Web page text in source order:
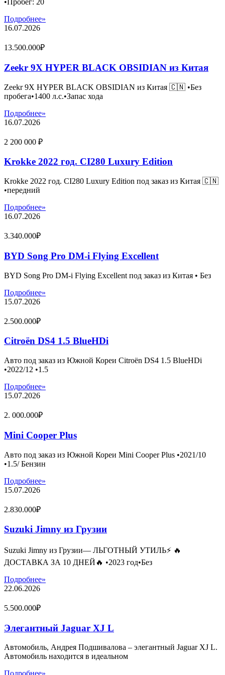
•Пробег: 20
Подробнее»
16.07.2026
13.500.000₽
Zeekr 9X HYPER BLACK OBSIDIAN из Китая
Zeekr 9X HYPER BLACK OBSIDIAN из Китая 🇨🇳 •Без
пробега•1400 л.с.•Запас хода
Подробнее»
16.07.2026
2 200 000 ₽
Krokke 2022 год. CI280 Luxury Edition
Krokke 2022 год. CI280 Luxury Edition под заказ из Китая 🇨🇳
•передний
Подробнее»
16.07.2026
3.340.000₽
BYD Song Pro DM-i Flying Excellent
BYD Song Pro DM-i Flying Excellent под заказ из Китая • Без
Подробнее»
15.07.2026
2.500.000₽
Citroën DS4 1.5 BlueHDi
Авто под заказ из Южной Кореи Citroën DS4 1.5 BlueHDi
•2022/12 •1.5
Подробнее»
15.07.2026
2. 000.000₽
Mini Cooper Plus
Авто под заказ из Южной Кореи Mini Cooper Plus •2021/10
•1.5/ Бензин
Подробнее»
15.07.2026
2.830.000₽
Suzuki Jimny из Грузии
Suzuki Jimny из Грузии— ЛЬГОТНЫЙ УТИЛЬ⚡️ 🔥
ДОСТАВКА ЗА 10 ДНЕЙ🔥 •2023 год•Без
Подробнее»
22.06.2026
5.500.000₽
Элегантный Jaguar XJ L
Автомобиль, Андрея Подшивалова – элегантный Jaguar XJ L.
Автомобиль находится в идеальном